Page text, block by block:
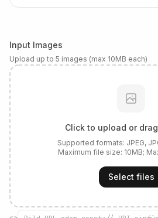
Input Images
Upload up to 5 images (max 10MB each)
Click to upload or
Supported formats: JPEG,
Maximum file size: 10MB;
Select files